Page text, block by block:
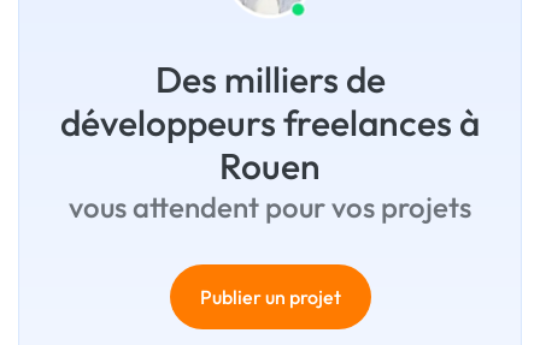
Des milliers de
développeurs freelances à
Rouen
vous attendent pour vos projets
Publier un projet